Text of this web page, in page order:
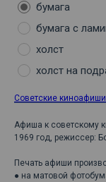
бумага
бумага с
холст
холст на
Советские киноафиши
Афиша к советскому
1969 год, режиссер:
Печать афиши
● на матовой